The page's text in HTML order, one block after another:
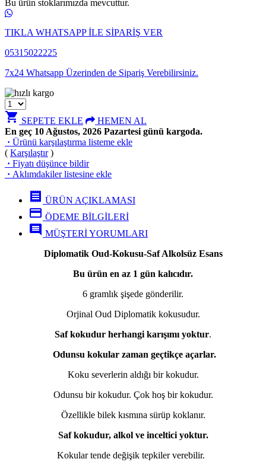
Bu ürün stoklarımızda mevcuttur.
TIKLA WHATSAPP İLE SİPARİŞ VER
05315022225
7x24 Whatsapp Üzerinden de Sipariş Verebilirsiniz.
shopping_cart SEPETE EKLE
HEMEN AL
En geç 10 Ağustos, 2026 Pazartesi günü kargoda.
· Ürünü karşılaştırma listeme ekle
( Karşılaştır)
· Fiyatı düşünce bildir
· Aklımdakiler listesine ekle
receipt ÜRÜN AÇIKLAMASI
credit_card ÖDEME BİLGİLERİ
comment MÜŞTERİ YORUMLARI
Diplomatik Oud-Kokusu-Saf Alkolsüz Esans
Bu ürün en az 1 gün kalıcıdır.
6 gramlık şişede gönderilir.
Orjinal Oud Diplomatik kokusudur.
Saf kokudur herhangi karışımı yoktur.
Odunsu kokular zaman geçtikçe açarlar.
Koku severlerin aldığı bir kokudur.
Odunsu bir kokudur. Çok hoş bir kokudur.
Özellikle bilek kısmına sürüp koklanır.
Saf kokudur, alkol ve inceltici yoktur.
Kokular tende değişik tepkiler verebilir.